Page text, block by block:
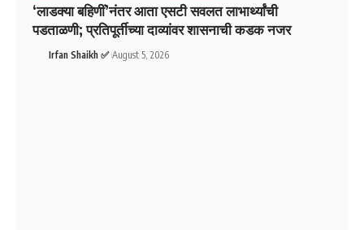
‘लाडक्या बहिणीं’नंतर आता एसटी सवलत लाभार्थ्यांची
पडताळणी; प्रतिपूर्तीच्या दाव्यांवर शासनाची कडक नजर
Irfan Shaikh ✅ August 5, 2026